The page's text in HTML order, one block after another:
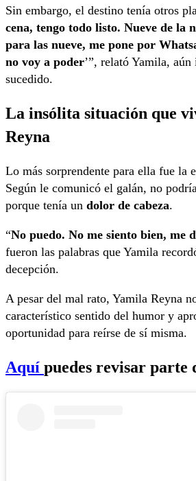
Sin embargo, el destino tenía otros
cena, tengo todo listo. Nueve de la
para las nueve, me pone por
no voy a poder’”, relató Yamila,
sucedido.
La insólita situación que
Reyna
Lo más sorprendente para ella fue la
Según le comunicó el galán, no
porque tenía un dolor de cabeza.
“No puedo. No me siento bien, me
fueron las palabras que Yamila
decepción.
A pesar del mal rato, Yamila Reyna
característico sentido del humor y
oportunidad para reírse de sí misma.
Aquí puedes revisar parte